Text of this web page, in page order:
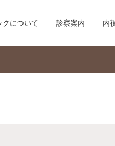
クについて 診察案内 内